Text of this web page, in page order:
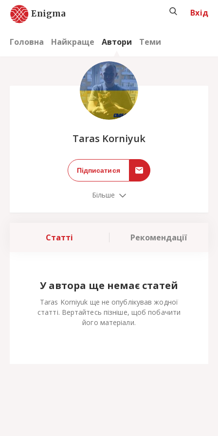
Enigma
Головна Найкраще Автори Теми
Вхід
Taras Korniyuk
Підписатися
Більше
Статті Рекомендації
У автора ще немає статей
Taras Korniyuk ще не опублікував жодної
статті. Вертайтесь пізніше, щоб побачити
його матеріали.